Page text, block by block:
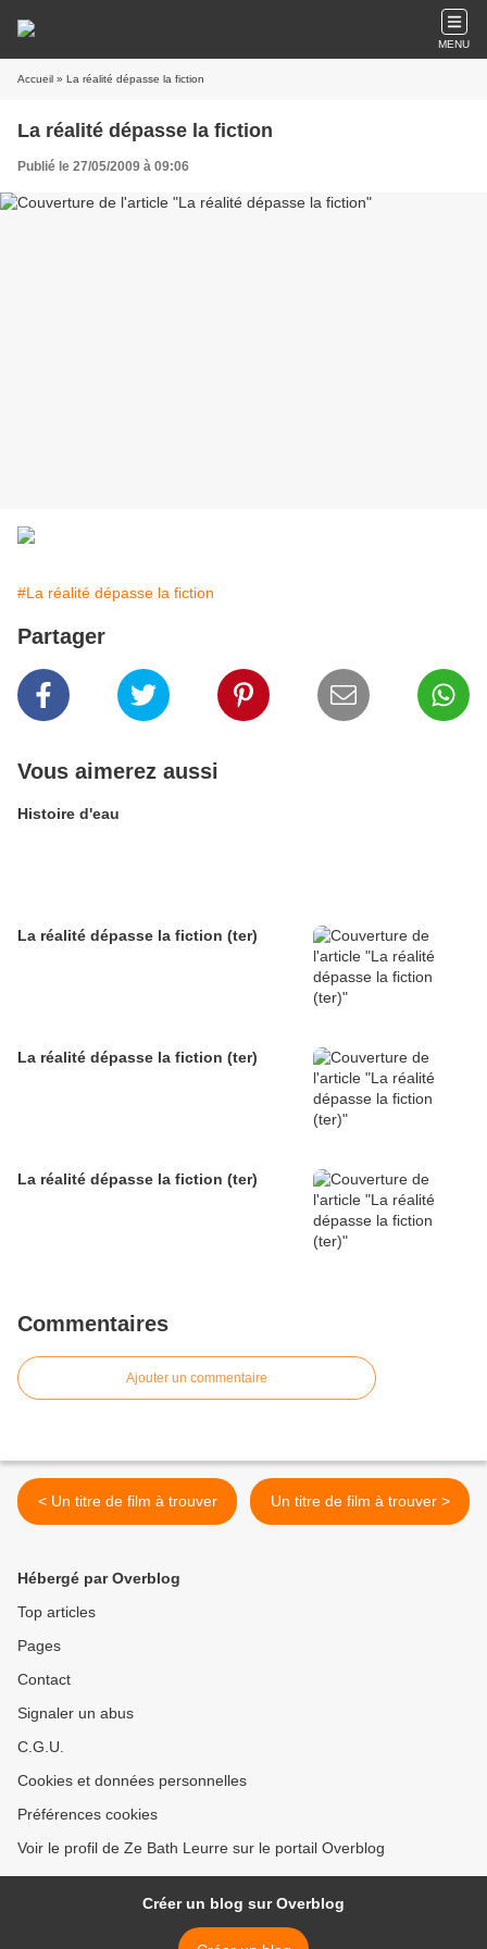
MENU
Accueil » La réalité dépasse la fiction
La réalité dépasse la fiction
Publié le 27/05/2009 à 09:06
#La réalité dépasse la fiction
Partager
Vous aimerez aussi
Histoire d'eau
La réalité dépasse la fiction (ter)
La réalité dépasse la fiction (ter)
La réalité dépasse la fiction (ter)
Commentaires
Ajouter un commentaire
< Un titre de film à trouver Un titre de film à trouver >
Hébergé par Overblog
Top articles
Pages
Contact
Signaler un abus
C.G.U.
Cookies et données personnelles
Préférences cookies
Voir le profil de Ze Bath Leurre sur le portail Overblog
Créer un blog sur Overblog